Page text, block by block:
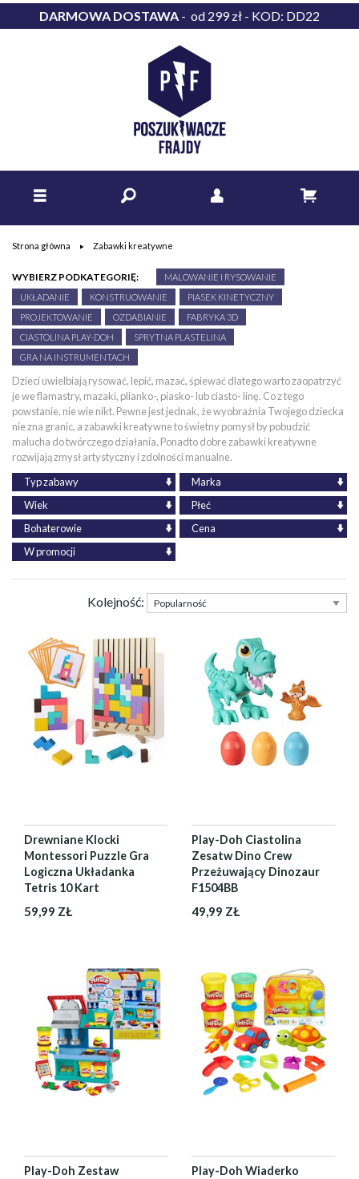
DARMOWA DOSTAWA - od 299 zł - KOD: DD22
Strona główna Zabawki kreatywne
WYBIERZ PODKATEGORIĘ:
MALOWANIE I RYSOWANIE
UKŁADANIE
KONSTRUOWANIE
PIASEK KINETYCZNY
PROJEKTOWANIE
OZDABIANIE
FABRYKA 3D
CIASTOLINA PLAY-DOH
SPRYTNA PLASTELINA
GRA NA INSTRUMENTACH
Dzieci uwielbiają rysować, lepić, mazać, śpiewać dlatego warto zaopatrzyć
je we flamastry, mazaki, plianko-, piasko- lub ciasto- linę. Co z tego
powstanie, nie wie nikt. Pewne jest jednak, że wyobraźnia Twojego dziecka
nie zna granic, a zabawki kreatywne to świetny pomysł by pobudzić
malucha do twórczego działania. Ponadto dobre zabawki kreatywne
rozwijają zmysł artystyczny i zdolności manualne.
Typ zabawy
Marka
Wiek
Płeć
Bohaterowie
Cena
W promocji
Kolejność:
Drewniane Klocki
Montessori Puzzle Gra
Logiczna Układanka
Tetris 10 Kart
59,99 ZŁ
Play-Doh Ciastolina
Zesatw Dino Crew
Przeżuwający Dinozaur
F1504BB
49,99 ZŁ
Play-Doh Zestaw
Play-Doh Wiaderko